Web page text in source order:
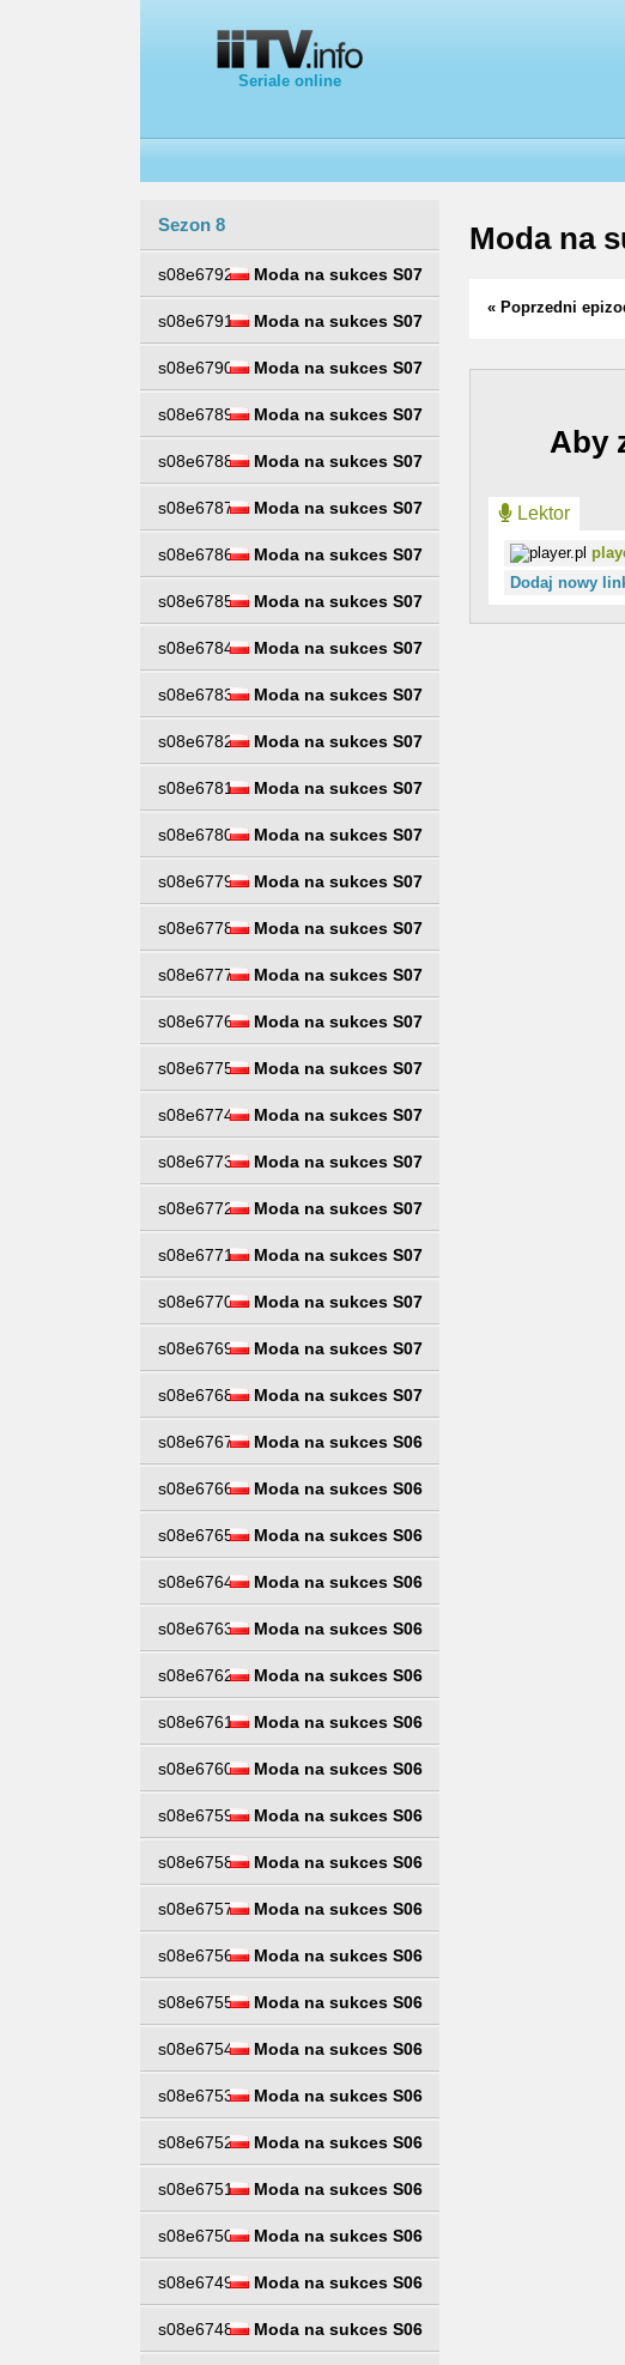
Seriale online
Sezon 8
s08e6792 Moda na sukces S07
s08e6791 Moda na sukces S07
s08e6790 Moda na sukces S07
s08e6789 Moda na sukces S07
s08e6788 Moda na sukces S07
s08e6787 Moda na sukces S07
s08e6786 Moda na sukces S07
s08e6785 Moda na sukces S07
s08e6784 Moda na sukces S07
s08e6783 Moda na sukces S07
s08e6782 Moda na sukces S07
s08e6781 Moda na sukces S07
s08e6780 Moda na sukces S07
s08e6779 Moda na sukces S07
s08e6778 Moda na sukces S07
s08e6777 Moda na sukces S07
s08e6776 Moda na sukces S07
s08e6775 Moda na sukces S07
s08e6774 Moda na sukces S07
s08e6773 Moda na sukces S07
s08e6772 Moda na sukces S07
s08e6771 Moda na sukces S07
s08e6770 Moda na sukces S07
s08e6769 Moda na sukces S07
s08e6768 Moda na sukces S07
s08e6767 Moda na sukces S06
s08e6766 Moda na sukces S06
s08e6765 Moda na sukces S06
s08e6764 Moda na sukces S06
s08e6763 Moda na sukces S06
s08e6762 Moda na sukces S06
s08e6761 Moda na sukces S06
s08e6760 Moda na sukces S06
s08e6759 Moda na sukces S06
s08e6758 Moda na sukces S06
s08e6757 Moda na sukces S06
s08e6756 Moda na sukces S06
s08e6755 Moda na sukces S06
s08e6754 Moda na sukces S06
s08e6753 Moda na sukces S06
s08e6752 Moda na sukces S06
s08e6751 Moda na sukces S06
s08e6750 Moda na sukces S06
s08e6749 Moda na sukces S06
s08e6748 Moda na sukces S06
Moda na
« Poprzedni
Aby
Lektor
Dodaj nowy